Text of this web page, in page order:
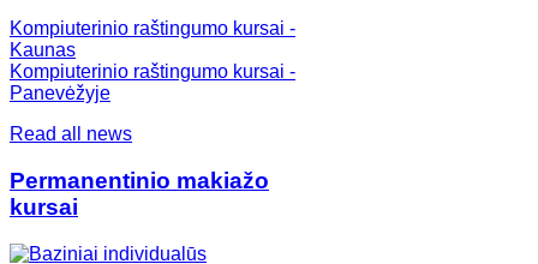
Kompiuterinio raštingumo kursai -
Kaunas
Kompiuterinio raštingumo kursai -
Panevėžyje
Read all news
Permanentinio makiažo
kursai